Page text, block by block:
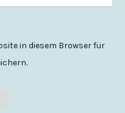
in diesem Browser für